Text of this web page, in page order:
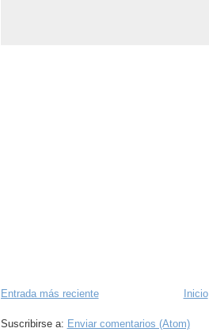
Entrada más reciente Inicio
Suscribirse a: Enviar comentarios (Atom)